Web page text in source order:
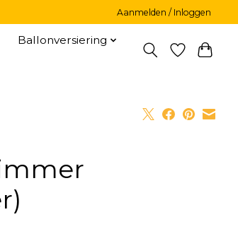
Aanmelden / Inloggen
Ballonversiering